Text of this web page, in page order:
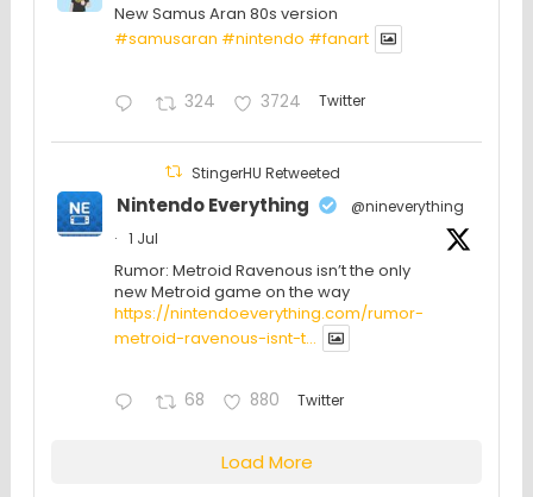
New Samus Aran 80s version
#samusaran #nintendo #fanartㅤㅤㅤㅤ
324 3724 Twitter
StingerHU Retweeted
Nintendo Everything
@nineverything
·
1 Jul
Rumor: Metroid Ravenous isn’t the only
new Metroid game on the way
https://nintendoeverything.com/rumor-
metroid-ravenous-isnt-t...
68 880 Twitter
Load More